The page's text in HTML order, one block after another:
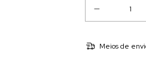
Meios de